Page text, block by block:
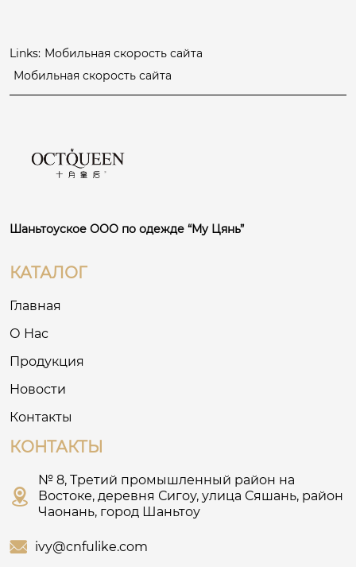
Links: Мобильная скорость сайта
Мобильная скорость сайта
Шаньтоуское ООО по одежде “Му Цянь”
КАТАЛОГ
Главная
О Нас
Продукция
Новости
Контакты
КОНТАКТЫ

№ 8, Третий промышленный район на
Востоке, деревня Сигоу, улица Сяшань, район
Чаонань, город Шаньтоу
 ivy@cnfulike.com